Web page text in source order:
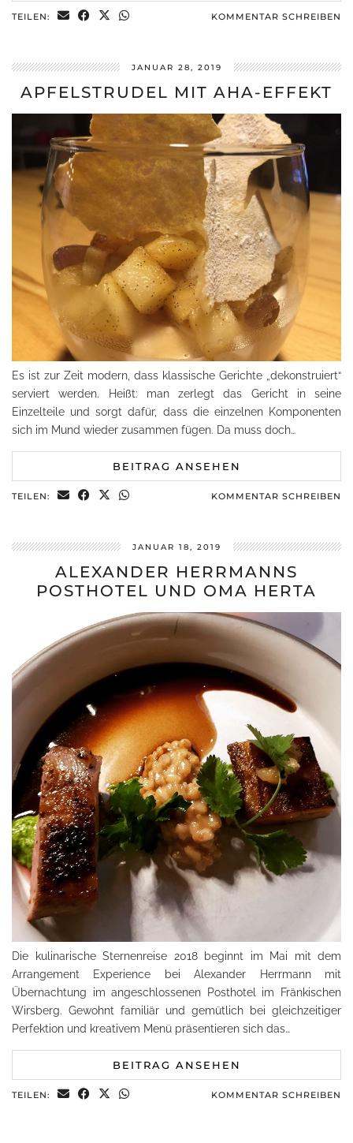
TEILEN: KOMMENTAR SCHREIBEN
JANUAR 28, 2019
APFELSTRUDEL MIT AHA-EFFEKT
Es ist zur Zeit modern, dass klassische Gerichte „dekonstruiert“
serviert werden. Heißt: man zerlegt das Gericht in seine
Einzelteile und sorgt dafür, dass die einzelnen Komponenten
sich im Mund wieder zusammen fügen. Da muss doch…
BEITRAG ANSEHEN
TEILEN: KOMMENTAR SCHREIBEN
JANUAR 18, 2019
ALEXANDER HERRMANNS
POSTHOTEL UND OMA HERTA
Die kulinarische Sternenreise 2018 beginnt im Mai mit dem
Arrangement Experience bei Alexander Herrmann mit
Übernachtung im angeschlossenen Posthotel im Fränkischen
Wirsberg. Gewohnt familiär und gemütlich bei gleichzeitiger
Perfektion und kreativem Menü präsentieren sich das…
BEITRAG ANSEHEN
TEILEN: KOMMENTAR SCHREIBEN